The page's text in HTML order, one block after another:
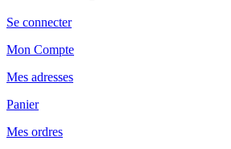
Se connecter
Mon Compte
Mes adresses
Panier
Mes ordres